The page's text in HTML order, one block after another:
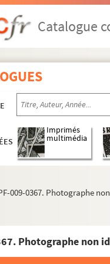
Catalogue
Imprimés
multimédia
009-0367. Photographe
Photographe non
de Naoum Aronson